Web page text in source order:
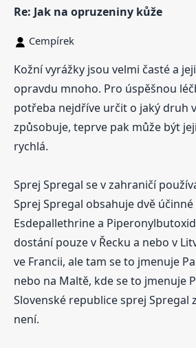
Re: Jak na opruzeniny kůže
Cempírek
Kožní vyrážky jsou velmi časté a
opravdu mnoho. Pro úspěšnou
potřeba nejdříve určit o jaký druh
způsobuje, teprve pak může být
rychlá.
Sprej Spregal se v zahraničí
Sprej Spregal obsahuje dvě
Esdepallethrine a
dostání pouze v Řecku a nebo v
ve Francii, ale tam se to jmenuje
nebo na Maltě, kde se to jmenuje
Slovenské republice sprej Spregal
není.